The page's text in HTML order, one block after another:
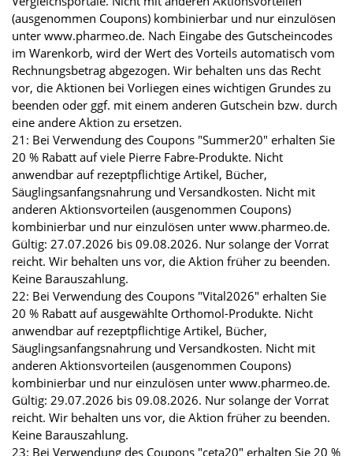
(ausgenommen Coupons) kombinierbar und nur einzulösen
unter www.pharmeo.de. Nach Eingabe des Gutscheincodes
im Warenkorb, wird der Wert des Vorteils automatisch vom
Rechnungsbetrag abgezogen. Wir behalten uns das Recht
vor, die Aktionen bei Vorliegen eines wichtigen Grundes zu
beenden oder ggf. mit einem anderen Gutschein bzw. durch
eine andere Aktion zu ersetzen.
21: Bei Verwendung des Coupons "Summer20" erhalten Sie
20 % Rabatt auf viele Pierre Fabre-Produkte. Nicht
anwendbar auf rezeptpflichtige Artikel, Bücher,
Säuglingsanfangsnahrung und Versandkosten. Nicht mit
anderen Aktionsvorteilen (ausgenommen Coupons)
kombinierbar und nur einzulösen unter www.pharmeo.de.
Gültig: 27.07.2026 bis 09.08.2026. Nur solange der Vorrat
reicht. Wir behalten uns vor, die Aktion früher zu beenden.
Keine Barauszahlung.
22: Bei Verwendung des Coupons "Vital2026" erhalten Sie
20 % Rabatt auf ausgewählte Orthomol-Produkte. Nicht
anwendbar auf rezeptpflichtige Artikel, Bücher,
Säuglingsanfangsnahrung und Versandkosten. Nicht mit
anderen Aktionsvorteilen (ausgenommen Coupons)
kombinierbar und nur einzulösen unter www.pharmeo.de.
Gültig: 29.07.2026 bis 09.08.2026. Nur solange der Vorrat
reicht. Wir behalten uns vor, die Aktion früher zu beenden.
Keine Barauszahlung.
23: Bei Verwendung des Coupons "ceta20" erhalten Sie 20 %